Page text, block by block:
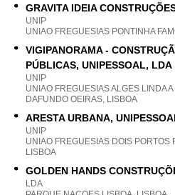
GRAVITA IDEIA
UNIP
UNIAO FREGUESIAS PONTINHA
VIGIPANORAMA -
PÚBLICAS, UNIPESSOAL, LDA
UNIP
UNIAO FREGUESIAS ALGES LINDA
DAFUNDO OEIRAS, LISBOA
ARESTA URBANA,
UNIP
UNIAO FREGUESIAS DOIS PORTOS
LISBOA
GOLDEN HANDS
LDA